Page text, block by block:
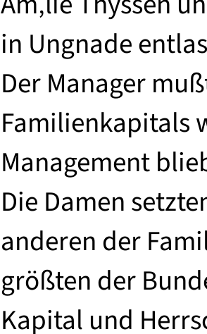
in Ungnade
Der Manager
Familienkapitals
Management
Die Damen
anderen der
größten der
Kapital und